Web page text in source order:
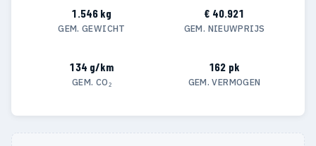
1.546 kg
GEM. GEWICHT
€ 40.921
GEM. NIEUWPRIJS
134 g/km
GEM. CO₂
162 pk
GEM. VERMOGEN